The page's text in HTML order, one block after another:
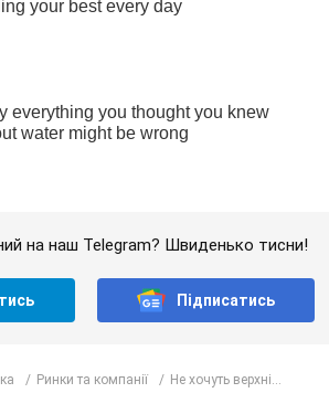
на наш Telegram? Швиденько тисни!
Підписатись
Ринки та компанії Не хочуть верхні...